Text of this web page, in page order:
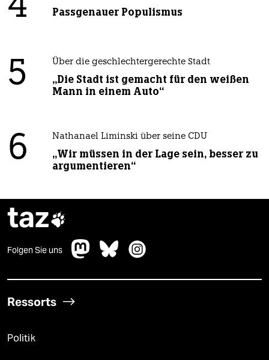
4 Passgenauer Populismus
5 Über die geschlechtergerechte Stadt
„Die Stadt ist gemacht für den weißen
Mann in einem Auto“
6 Nathanael Liminski über seine CDU
„Wir müssen in der Lage sein, besser zu
argumentieren“
taz
Folgen Sie uns
Ressorts
Politik